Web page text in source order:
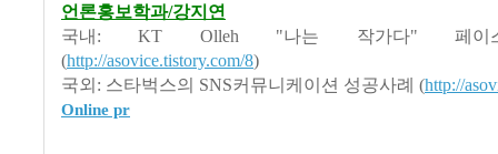
언론홍보학과/강지연
국내: KT Olleh "나는 작가다" 페이
(http://asovice.tistory.com/8)
국외: 스타벅스의 SNS커뮤니케이션 성공사례 (http://
Online pr